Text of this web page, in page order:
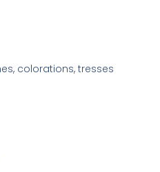
colorations, tresses